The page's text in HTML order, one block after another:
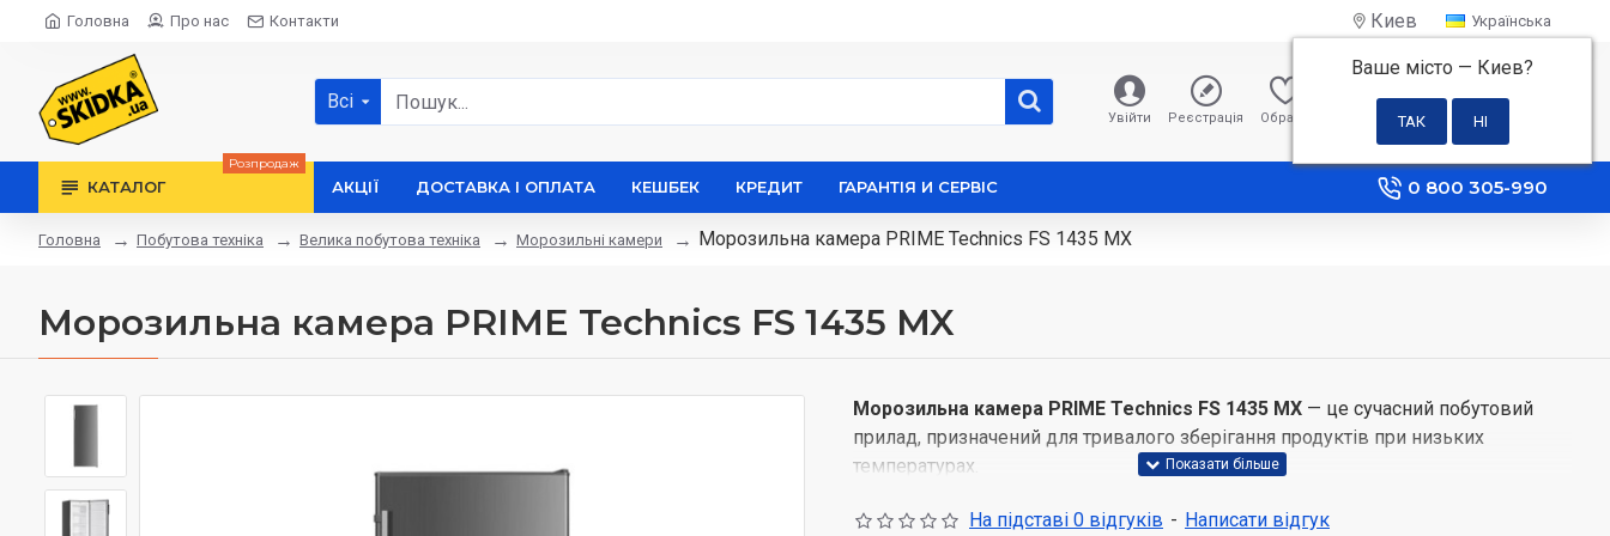
Головна Про нас Контакти Киев
Ваше місто — Киев?
Українська
Всі
Увійти Реєстрація Обране Порівняння
0 грн
КАТАЛОГ
Розпродаж
АКЦІЇ ДОСТАВКА І ОПЛАТА КЕШБЕК КРЕДИТ ГАРАНТІЯ И СЕРВІС 0 800 305-990
Головна Побутова техніка Велика побутова техніка Морозильні камери Морозильна камера PRIME Technics FS 1435 MX
Морозильна камера PRIME Technics FS 1435 MX
Морозильна камера PRIME Technics FS 1435 MX — це сучасний побутовий
прилад, призначений для тривалого зберігання продуктів при низьких
температурах.
Основні характеристики цього товару:
На підставі 0 відгуків - Написати відгук